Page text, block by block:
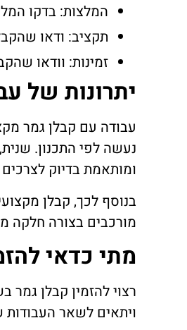
המלצות: בדקו
תקציב: ודאו
זמינות: וודאו
יתרונות של
עבודה עם קבלן גמר
נעשה לפי התכנון.
ומותאמת בדיוק
בנוסף לכך, קבלן
מורכבים בצורה חלקה
מתי כדאי
רצוי להזמין קבלן
ויתאים לשאר